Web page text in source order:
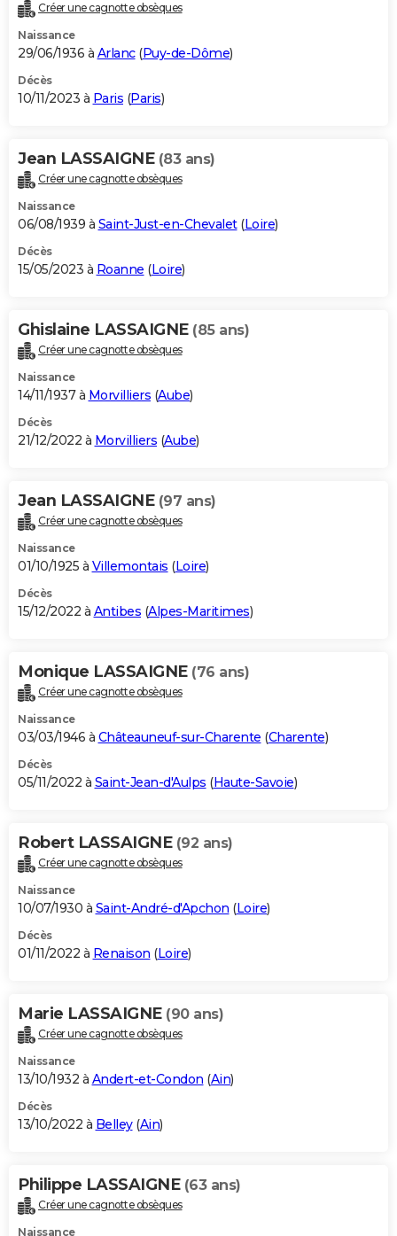
Créer une cagnotte obsèques
Naissance
29/06/1936 à Arlanc(Puy-de-Dôme)
Décès
10/11/2023 à Paris (Paris)
Jean LASSAIGNE (83 ans)
Créer une cagnotte obsèques
Naissance
06/08/1939 à Saint-Just-en-Chevalet(Loire)
Décès
15/05/2023 à Roanne (Loire)
Ghislaine LASSAIGNE (85 ans)
Créer une cagnotte obsèques
Naissance
14/11/1937 à Morvilliers (Aube)
Décès
21/12/2022 à Morvilliers (Aube)
Jean LASSAIGNE (97 ans)
Créer une cagnotte obsèques
Naissance
01/10/1925 à Villemontais (Loire)
Décès
15/12/2022 à Antibes (Alpes-Maritimes)
Monique LASSAIGNE (76 ans)
Créer une cagnotte obsèques
Naissance
03/03/1946 à Châteauneuf-sur-Charente (Charente)
Décès
05/11/2022 à Saint-Jean-d'Aulps (Haute-Savoie)
Robert LASSAIGNE (92 ans)
Créer une cagnotte obsèques
Naissance
10/07/1930 à Saint-André-d'Apchon (Loire)
Décès
01/11/2022 à Renaison (Loire)
Marie LASSAIGNE (90 ans)
Créer une cagnotte obsèques
Naissance
13/10/1932 à Andert-et-Condon (Ain)
Décès
13/10/2022 à Belley(Ain)
Philippe LASSAIGNE (63 ans)
Créer une cagnotte obsèques
Naissance